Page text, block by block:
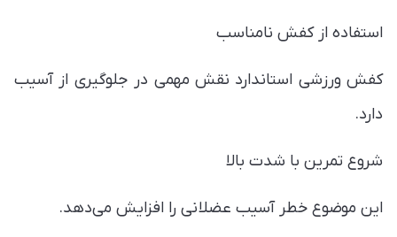
استفاده از کفش نامناسب
کفش ورزشی استاندارد نقش مهمی در جلوگیری از آسیب
دارد.
شروع تمرین با شدت بالا
این موضوع خطر آسیب عضلانی را افزایش می‌دهد.